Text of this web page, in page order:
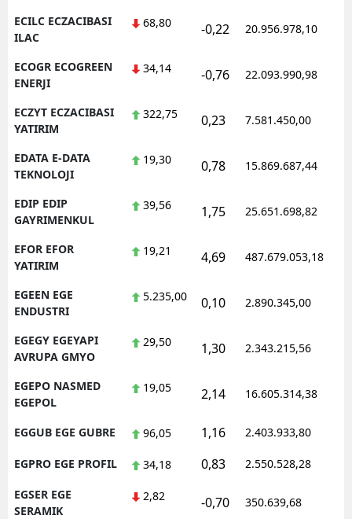
ECILC ECZACIBASI
ILAC
68,80 -0,22 20.956.978,10
ECOGR ECOGREEN
ENERJI
34,14 -0,76 22.093.990,98
ECZYT ECZACIBASI
YATIRIM
322,75 0,23 7.581.450,00
EDATA E-DATA
TEKNOLOJI
19,30 0,78 15.869.687,44
EDIP EDIP
GAYRIMENKUL
39,56 1,75 25.651.698,82
EFOR EFOR
YATIRIM
19,21 4,69 487.679.053,18
EGEEN EGE
ENDUSTRI
5.235,00 0,10 2.890.345,00
EGEGY EGEYAPI
AVRUPA GMYO
29,50 1,30 2.343.215,56
EGEPO NASMED
EGEPOL
19,05 2,14 16.605.314,38
EGGUB EGE GUBRE 96,05 1,16 2.403.933,80
EGPRO EGE PROFIL 34,18 0,83 2.550.528,28
EGSER EGE
SERAMIK
2,82 -0,70 350.639,68